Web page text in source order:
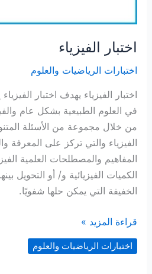
اختبار الفيزياء
اختبارات الرياضيات والعلوم
اختبار الفيزياء يهدف اختبار
في العلوم الطبيعية بشكل عام
من خلال مجموعة من الأسئلة
الفيزياء والتي تركز على المعرفة
المفاهيم والمصطلحات العلمية
الكميات الفيزيائية و/ أو التحويل
الخفيفة التي يمكن حلها شفويًا.
اختبار
الفيزياء
قراءة المزيد »
اختبارات الرياضيات والعلوم